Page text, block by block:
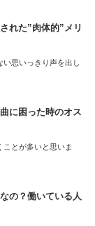
れた”肉体的”メリ
思いっきり声を出し
に困った時のオス
ことが多いと思いま
の？働いている人